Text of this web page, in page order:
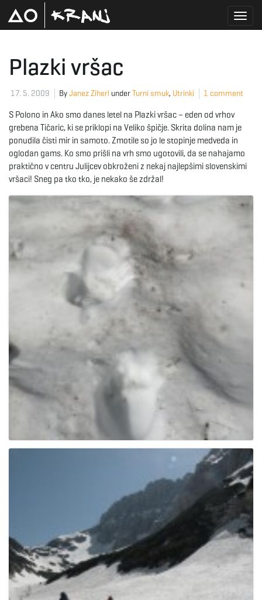
e
i
g
Plazki vršac
17. 5. 2009 ByJanez Ziherl underTurni smuk, Utrinki 1 comment
S Polono in Ako smo danes letel na Plazki vršac – eden od vrhov
grebena Tičaric, ki se priklopi na Veliko špičje. Skrita dolina nam je
ponudila čisti mir in samoto. Zmotile so jo le stopinje medveda in
oglodan gams. Ko smo prišli na vrh smo ugotovili, da se nahajamo
praktično v centru Julijcev obkroženi z nekaj najlepšimi slovenskimi
vršaci! Sneg pa tko tko, je nekako še zdržal!